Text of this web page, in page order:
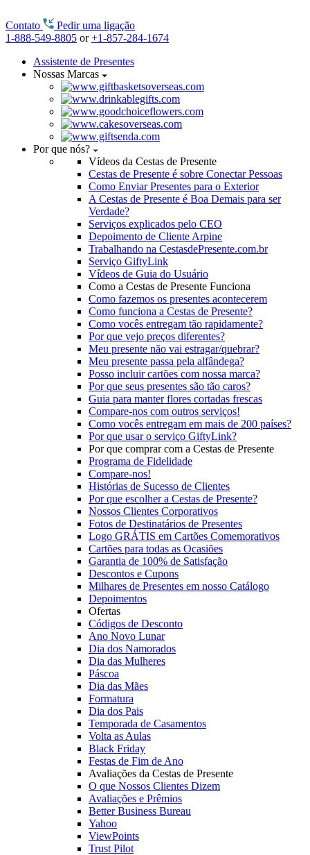
Contato
Pedir uma ligação
1-888-549-8805 or+1-857-284-1674
Assistente de Presentes
Nossas Marcas
Por que nós?
Vídeos da Cestas de Presente
Cestas de Presente é sobre Conectar Pessoas
Como Enviar Presentes para o Exterior
A Cestas de Presente é Boa Demais para ser
Verdade?
Serviços explicados pelo CEO
Depoimento de Cliente Arpine
Trabalhando na CestasdePresente.com.br
Serviço GiftyLink
Vídeos de Guia do Usuário
Como a Cestas de Presente Funciona
Como fazemos os presentes acontecerem
Como funciona a Cestas de Presente?
Como vocês entregam tão rapidamente?
Por que vejo preços diferentes?
Meu presente não vai estragar/quebrar?
Meu presente passa pela alfândega?
Posso incluir cartões com nossa marca?
Por que seus presentes são tão caros?
Guia para manter flores cortadas frescas
Compare-nos com outros serviços!
Como vocês entregam em mais de 200 países?
Por que usar o serviço GiftyLink?
Por que comprar com a Cestas de Presente
Programa de Fidelidade
Compare-nos!
Histórias de Sucesso de Clientes
Por que escolher a Cestas de Presente?
Nossos Clientes Corporativos
Fotos de Destinatários de Presentes
Logo GRÁTIS em Cartões Comemorativos
Cartões para todas as Ocasiões
Garantia de 100% de Satisfação
Descontos e Cupons
Milhares de Presentes em nosso Catálogo
Depoimentos
Ofertas
Códigos de Desconto
Ano Novo Lunar
Dia dos Namorados
Dia das Mulheres
Páscoa
Dia das Mães
Formatura
Dia dos Pais
Temporada de Casamentos
Volta as Aulas
Black Friday
Festas de Fim de Ano
Avaliações da Cestas de Presente
O que Nossos Clientes Dizem
Avaliações e Prêmios
Better Business Bureau
Yahoo
ViewPoints
Trust Pilot